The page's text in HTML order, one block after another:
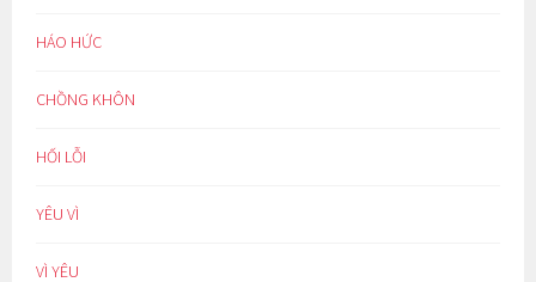
HÁO HỨC
CHỒNG KHÔN
HỐI LỖI
YÊU VÌ
VÌ YÊU